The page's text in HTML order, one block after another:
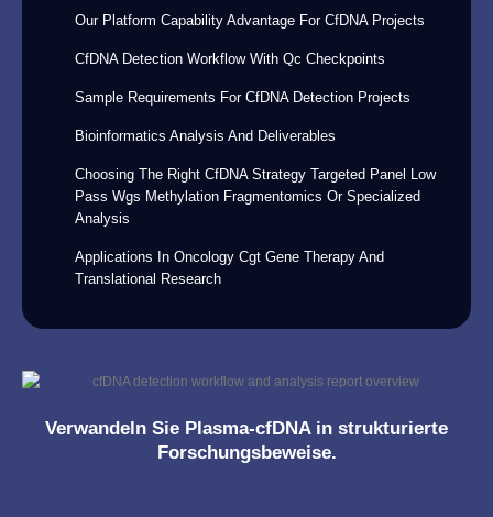
Our Platform Capability Advantage For CfDNA Projects
CfDNA Detection Workflow With Qc Checkpoints
Sample Requirements For CfDNA Detection Projects
Bioinformatics Analysis And Deliverables
Choosing The Right CfDNA Strategy Targeted Panel Low
Pass Wgs Methylation Fragmentomics Or Specialized
Analysis
Applications In Oncology Cgt Gene Therapy And
Translational Research
Verwandeln Sie Plasma-cfDNA in strukturierte
Forschungsbeweise.